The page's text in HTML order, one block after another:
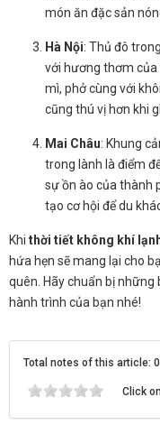
món ăn đặc sản
Hà Nội: Thủ đô
với hương thơm
mì, phở cùng với
cũng thú vị hơn khi
Mai Châu: Khung
trong lành là điểm
sự ồn ào của thành
tạo cơ hội để du
Khi thời tiết không khí
hứa hẹn sẽ mang lại cho
quên. Hãy chuẩn bị những
hành trình của bạn nhé!
Total notes of this article:
Click